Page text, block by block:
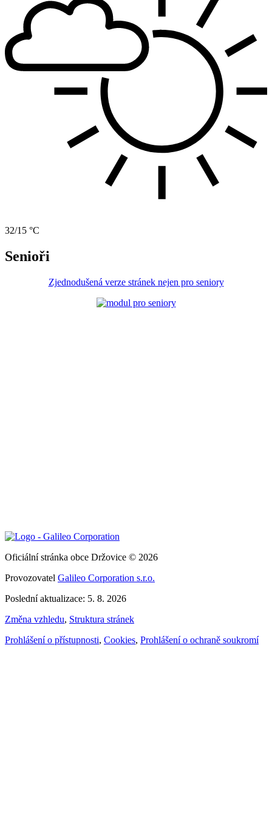
32/15 °C
Senioři
Zjednodušená verze stránek nejen pro seniory
Oficiální stránka obce Držovice © 2026
Provozovatel Galileo Corporation s.r.o.
Poslední aktualizace: 5. 8. 2026
Změna vzhledu, Struktura stránek
Prohlášení o přístupnosti, Cookies, Prohlášení o ochraně soukromí